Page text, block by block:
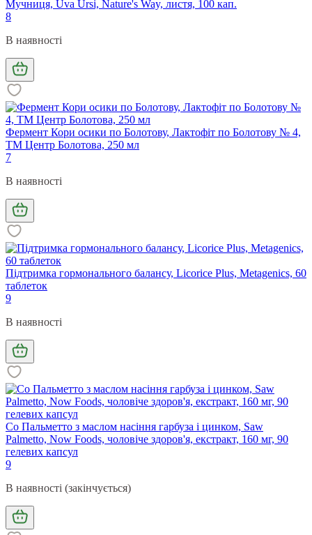
Мучниця, Uva Ursi, Nature's Way, листя, 100 кап.
8
В наявності
Фермент Кори осики по Болотову, Лактофіт по Болотову № 4,
ТМ Центр Болотова, 250 мл
7
В наявності
Підтримка гормонального балансу, Licorice Plus, Metagenics, 60
таблеток
9
В наявності
Со Пальметто з маслом насіння гарбуза і цинком, Saw
Palmetto, Now Foods, чоловіче здоров'я, екстракт, 160 мг, 90
гелевих капсул
9
В наявності (закінчується)